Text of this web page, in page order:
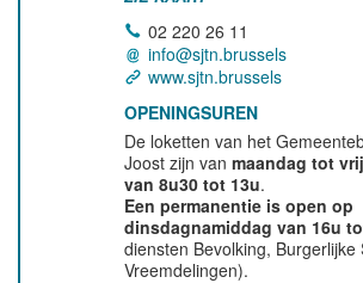
02 220 26 11
info@sjtn.brussels
www.sjtn.brussels
OPENINGSUREN
De loketten van het
Joost zijn vanmaandag tot
van 8u30 tot 13u.
Een permanentie is open op
dinsdagnamiddag van 16u
diensten Bevolking, Burgerlijke
Vreemdelingen).